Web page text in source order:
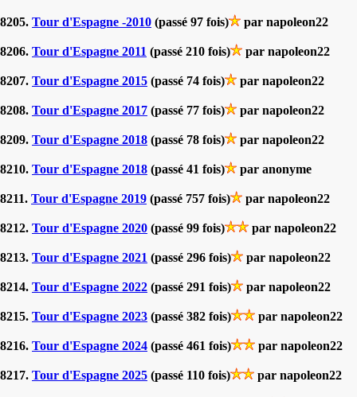
8205. Tour d'Espagne -2010 (passé 97 fois) par napoleon22
8206. Tour d'Espagne 2011 (passé 210 fois) par napoleon22
8207. Tour d'Espagne 2015 (passé 74 fois) par napoleon22
8208. Tour d'Espagne 2017 (passé 77 fois) par napoleon22
8209. Tour d'Espagne 2018 (passé 78 fois) par napoleon22
8210. Tour d'Espagne 2018 (passé 41 fois) par anonyme
8211. Tour d'Espagne 2019 (passé 757 fois) par napoleon22
8212. Tour d'Espagne 2020 (passé 99 fois) par napoleon22
8213. Tour d'Espagne 2021 (passé 296 fois) par napoleon22
8214. Tour d'Espagne 2022 (passé 291 fois) par napoleon22
8215. Tour d'Espagne 2023 (passé 382 fois) par napoleon22
8216. Tour d'Espagne 2024 (passé 461 fois) par napoleon22
8217. Tour d'Espagne 2025 (passé 110 fois) par napoleon22